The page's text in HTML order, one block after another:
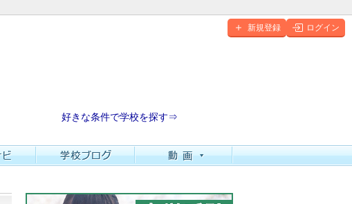
新規登録 ログイン
好きな条件で学校を探す⇒